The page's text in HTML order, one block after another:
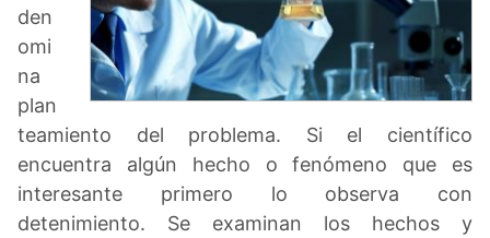
den
omi
na
plan
teamiento del problema. Si el científico
encuentra algún hecho o fenómeno que es
interesante primero lo observa con
detenimiento. Se examinan los hechos y